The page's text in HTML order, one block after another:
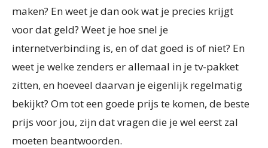
maken? En weet je dan ook wat je precies krijgt
voor dat geld? Weet je hoe snel je
internetverbinding is, en of dat goed is of niet? En
weet je welke zenders er allemaal in je tv-pakket
zitten, en hoeveel daarvan je eigenlijk regelmatig
bekijkt? Om tot een goede prijs te komen, de beste
prijs voor jou, zijn dat vragen die je wel eerst zal
moeten beantwoorden.